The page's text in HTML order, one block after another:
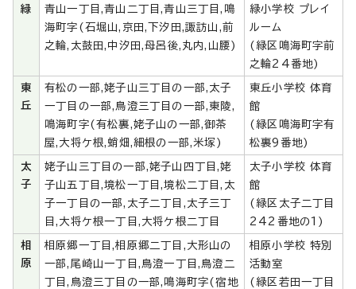
緑
青山一丁目,青山二丁目,青山三丁目,鳴
海町字(石堀山,京田,下汐田,諏訪山,前
之輪,太鼓田,中汐田,母呂後,丸内,山腰)
緑小学校 プレイ
ルーム
(緑区鳴海町字前
之輪24番地)
東
丘
有松の一部,姥子山三丁目の一部,太子
一丁目の一部,鳥澄三丁目の一部,東陵,
鳴海町字(有松裏,姥子山の一部,御茶
屋,大将ケ根,蛸畑,細根の一部,米塚)
東丘小学校 体育
館
(緑区鳴海町字有
松裏9番地)
太
子
姥子山三丁目の一部,姥子山四丁目,姥
子山五丁目,境松一丁目,境松二丁目,太
子一丁目の一部,太子二丁目,太子三丁
目,大将ケ根一丁目,大将ケ根二丁目
太子小学校 体育
館
(緑区太子二丁目
242番地の1)
相
原
相原郷一丁目,相原郷二丁目,大形山の
一部,尾崎山一丁目,鳥澄一丁目,鳥澄二
丁目,鳥澄三丁目の一部,鳴海町字(宿地
相原小学校 特別
活動室
(緑区若田一丁目